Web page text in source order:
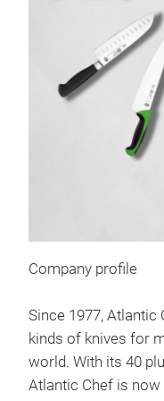
Company profile
Since 1977, Atlantic
kinds of knives for
world. With its 40
Atlantic Chef is